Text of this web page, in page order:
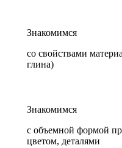
Знакомимся
со свойствами
глина)
Знакомимся
с объемной формой
цветом, деталями